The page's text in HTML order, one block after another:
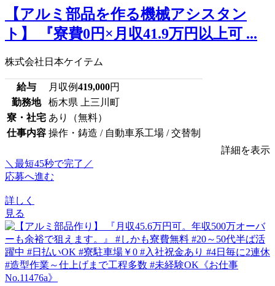
【アルミ部品を作る機械アシスタン
ト】 『寮費0円×月収41.9万円以上可 ...
株式会社日本ケイテム
給与 月収例419,000円
勤務地
栃木県 上三川町
寮・社宅 あり（無料）
仕事内容 操作・鋳造 / 自動車系工場 / 交替制
詳細を表示
＼最短45秒で完了／
応募へ進む
詳しく
見る